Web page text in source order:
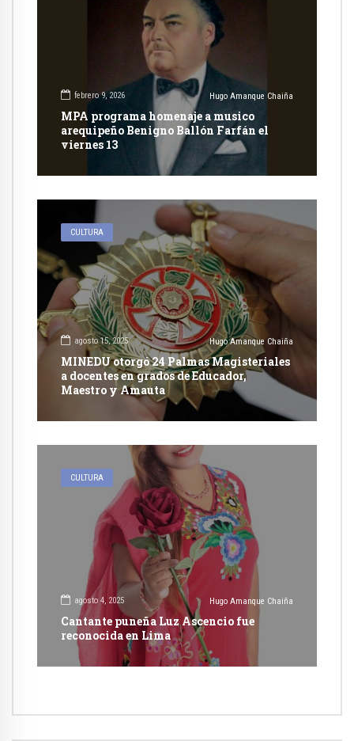
febrero 9, 2026 Hugo Amanque Chaiña
MPA programa homenaje a musico
arequipeño Benigno Ballón Farfán el
viernes 13
CULTURA
agosto 15, 2025 Hugo Amanque Chaiña
MINEDU otorgó 24 Palmas Magisteriales
a docentes en grados de Educador,
Maestro y Amauta
CULTURA
agosto 4, 2025 Hugo Amanque Chaiña
Cantante puneña Luz Ascencio fue
reconocida en Lima